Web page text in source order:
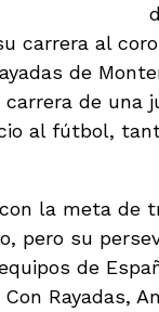
carrera al
de
de una
al fútbol,
la meta de
pero su
de
Rayadas,